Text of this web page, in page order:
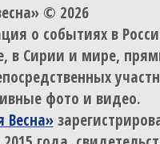
© 2026
о событиях в
в Сирии и мире,
фото и видео.
Весна»